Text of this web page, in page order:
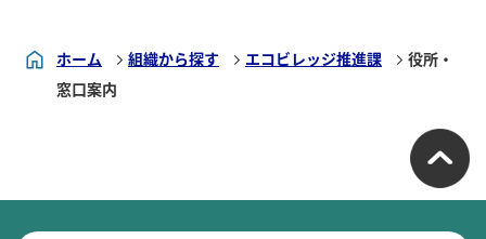
ホーム 組織から探す エコビレッジ推進課
役所・
窓口案内